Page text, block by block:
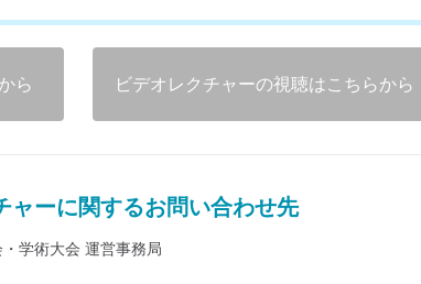
ら ビデオレクチャーの視聴はこちらから
ャーに関するお問い合わせ先
学術大会 運営事務局